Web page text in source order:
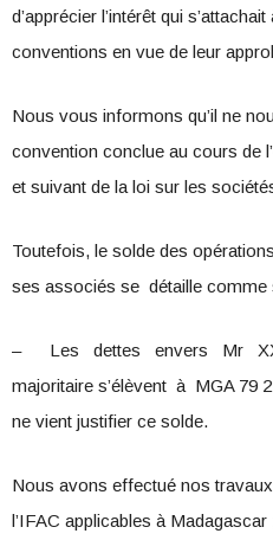
d’apprécier l’intérêt qui
conventions en vue de leur
Nous vous informons qu’il ne
convention conclue au cours de
et suivant de la loi sur les
Toutefois, le solde des
ses associés se détaille comme
– Les dettes envers Mr
majoritaire s’élèvent à MGA 79
ne vient justifier ce solde.
Nous avons effectué nos
l’IFAC applicables à